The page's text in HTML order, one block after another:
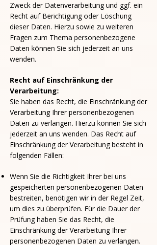
Zweck der Datenverarbeitung und ggf. ein
Recht auf Berichtigung oder Löschung
dieser Daten. Hierzu sowie zu weiteren
Fragen zum Thema personenbezogene
Daten können Sie sich jederzeit an uns
wenden.
Recht auf Einschränkung der
Verarbeitung:
Sie haben das Recht, die Einschränkung der
Verarbeitung Ihrer personenbezogenen
Daten zu verlangen. Hierzu können Sie sich
jederzeit an uns wenden. Das Recht auf
Einschränkung der Verarbeitung besteht in
folgenden Fällen:
Wenn Sie die Richtigkeit Ihrer bei uns
gespeicherten personenbezogenen Daten
bestreiten, benötigen wir in der Regel Zeit,
um dies zu überprüfen. Für die Dauer der
Prüfung haben Sie das Recht, die
Einschränkung der Verarbeitung Ihrer
personenbezogenen Daten zu verlangen.